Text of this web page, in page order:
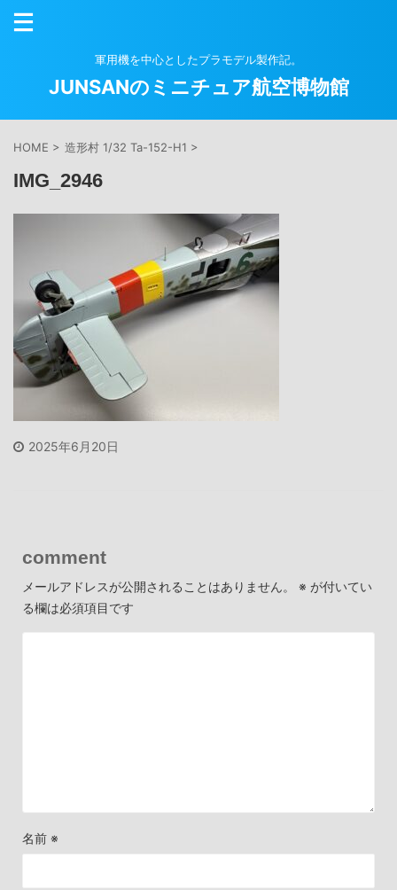
軍用機を中心としたプラモデル製作記。
JUNSANのミニチュア航空博物館
HOME > 造形村 1/32 Ta-152-H1 >
IMG_2946
2025年6月20日
comment
メールアドレスが公開されることはありません。 ※ が付いてい
る欄は必須項目です
名前 ※